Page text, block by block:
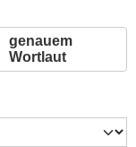
genauem
Wortlaut